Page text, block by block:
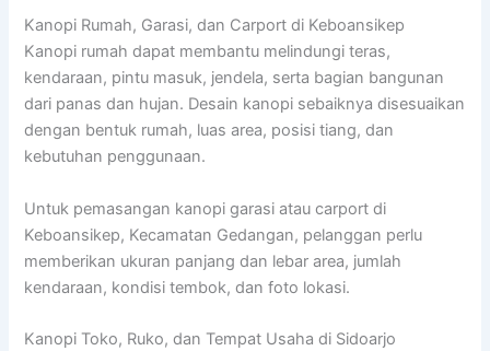
Kanopi Rumah, Garasi, dan Carport di Keboansikep
Kanopi rumah dapat membantu melindungi teras,
kendaraan, pintu masuk, jendela, serta bagian bangunan
dari panas dan hujan. Desain kanopi sebaiknya disesuaikan
dengan bentuk rumah, luas area, posisi tiang, dan
kebutuhan penggunaan.
Untuk pemasangan kanopi garasi atau carport di
Keboansikep, Kecamatan Gedangan, pelanggan perlu
memberikan ukuran panjang dan lebar area, jumlah
kendaraan, kondisi tembok, dan foto lokasi.
Kanopi Toko, Ruko, dan Tempat Usaha di Sidoarjo